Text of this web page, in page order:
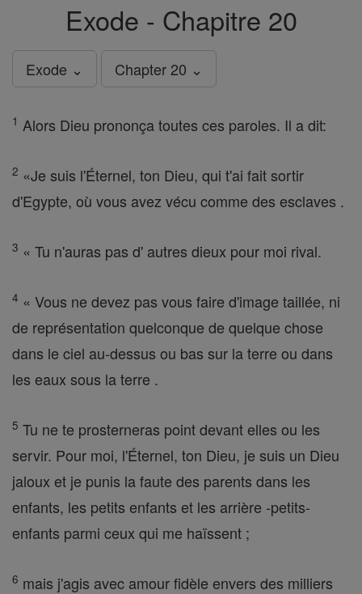
Exode - Chapitre 20
Exode ⌄ Chapter 20 ⌄
1 Alors Dieu prononça toutes ces paroles. Il a dit:
2 «Je suis l'Éternel, ton Dieu, qui t'ai fait sortir
d'Egypte, où vous avez vécu comme des esclaves .
3 « Tu n'auras pas d' autres dieux pour moi rival.
4 « Vous ne devez pas vous faire d'image taillée, ni
de représentation quelconque de quelque chose
dans le ciel au-dessus ou bas sur la terre ou dans
les eaux sous la terre .
5 Tu ne te prosterneras point devant elles ou les
servir. Pour moi, l'Éternel, ton Dieu, je suis un Dieu
jaloux et je punis la faute des parents dans les
enfants, les petits enfants et les arrière -petits-
enfants parmi ceux qui me haïssent ;
6 mais j'agis avec amour fidèle envers des milliers